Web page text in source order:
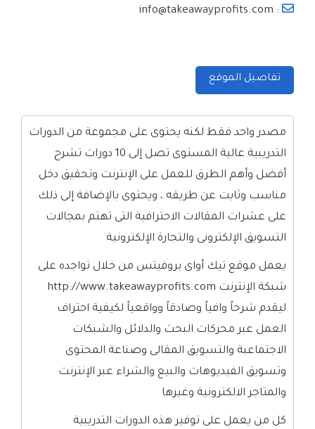
: info@takeawayprofits.com
تفاصيل الموقع
مصدر واحد فقط لكنه يحتوى على مجموعة من الدورات
التدريبية عالية المستوى تصل إلى 10 دورات تشرح
أفضل وأهم الطرق للعمل على الإنترنت وتحقيق دخل
مناسب وثابت عن طريقه ، ويحتوى بالإضافة إلى ذلك
على عشرات المقالات الاحترافية التى تهتم بمجالات
التسويق الإلكترونى والتجارة الإلكترونية
يعمل موقع تيك أواى بروفيتس من خلال تواجده على
شبكة الإنترنت http://www.takeawayprofits.com
ليقدم شرحاً وافياً وصادقاً وواقعياً لكيفية احتراف
العمل عبر محركات البحث والدلائل والشبكات
الاجتماعبة والتسويق المقالى وصناعة المحتوى
وتسويق الفيديوهات والبيع والشراء عبر الإنترنت
والمتاجر الالكترونية وغيرها
كل من يعمل على توفير هذه الدورات التدريبية